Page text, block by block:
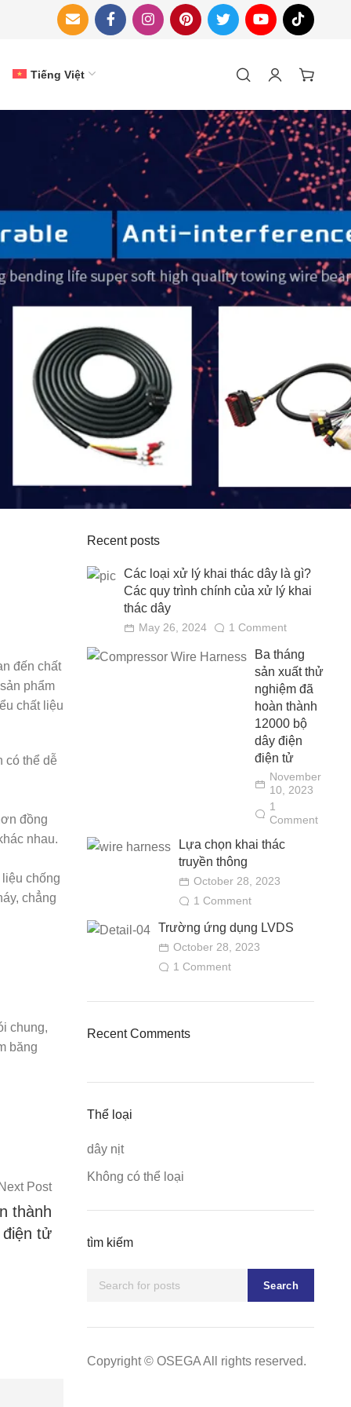
Tiếng Việt
đến chất
phẩm
chất liệu
có thể dễ
đồng
nhau.
chống
chẳng
chung,
băng
Next Post
thành
điện tử
Recent posts
Các loại xử lý khai thác dây là gì?
Các quy trình chính của xử lý khai
thác dây
May 26, 2024 1 Comment
Ba tháng
sản xuất thử
nghiệm đã
hoàn thành
12000 bộ
dây điện
điện tử
November
10, 2023
1
Comment
Lựa chọn khai thác
truyền thông
October 28, 2023
1 Comment
Trường ứng dụng LVDS
October 28, 2023
1 Comment
Recent Comments
Thể loại
dây nịt
Không có thể loại
tìm kiếm
Search
Copyright © OSEGA All rights reserved.